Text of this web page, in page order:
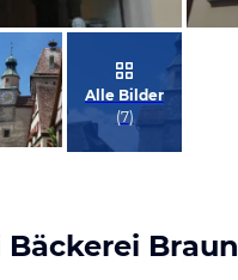
Alle Bilder
(7)
Braun